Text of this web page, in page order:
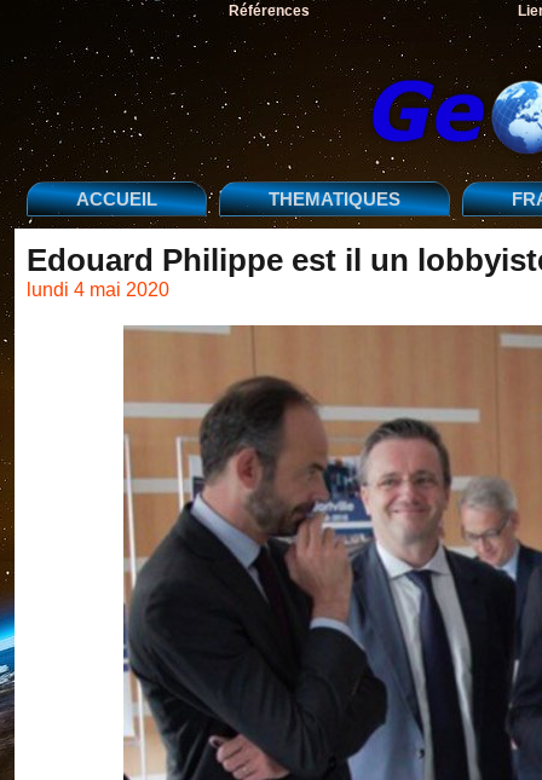
Références
ACCUEIL THEMATIQUES
Edouard Philippe est il un
lundi 4 mai 2020